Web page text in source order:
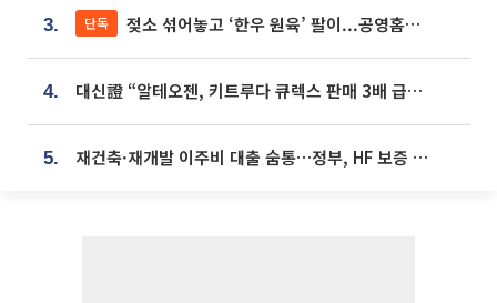
3. 단독 젖소 섞어놓고 ‘한우 원육’ 팔이...공영홈쇼핑 표기·검증 구멍
4. 대신證 “알테오젠, 키트루다 큐렉스 판매 3배 급증…목표가 41만원 상향”
5. 재건축·재개발 이주비 대출 숨통…정부, HF 보증 신설 추진